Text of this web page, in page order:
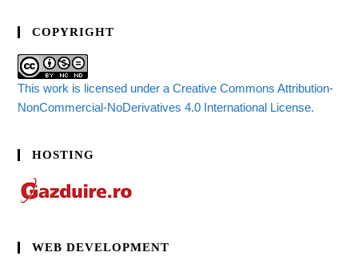
COPYRIGHT
This work is licensed under a Creative Commons Attribution-
NonCommercial-NoDerivatives 4.0 International License.
HOSTING
WEB DEVELOPMENT